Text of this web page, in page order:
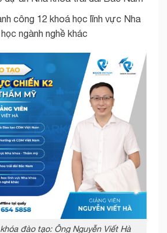
công 12 khoá học lĩnh vực Nha
ngành nghề khác
đào tạo: Ông Nguyễn Viết Hà